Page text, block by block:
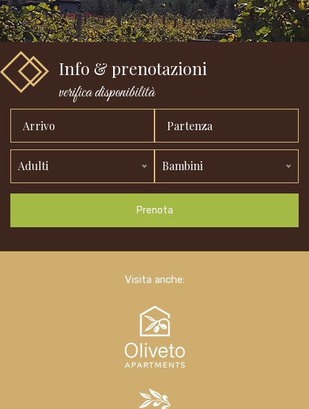
Info & prenotazioni
verifica disponibilità
Adulti Bambini
Prenota
Visita anche: